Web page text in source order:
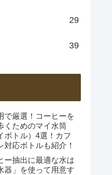
29
39
で厳選！コーヒーを
くためのマイ水筒
ボトル）4選！カフ
対応ボトルも紹介！
ー抽出に最適な水は
器」を使って用意す